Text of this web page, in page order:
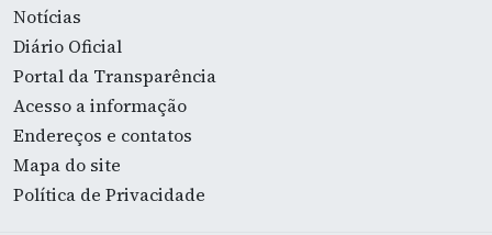
Notícias
Diário Oficial
Portal da Transparência
Acesso a informação
Endereços e contatos
Mapa do site
Política de Privacidade